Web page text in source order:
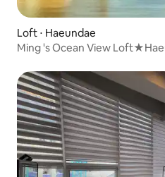
Loft ⋅ Haeundae
Ming 's Ocean View